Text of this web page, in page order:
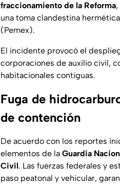
fraccionamiento de la Reforma
una toma clandestina
(Pemex).
El incidente provocó el
corporaciones de auxilio civil,
habitacionales contiguas.
Fuga de
de contención
De acuerdo con los reportes
elementos de la Guardia
Civil. Las fuerzas federales y
paso peatonal y vehicular,